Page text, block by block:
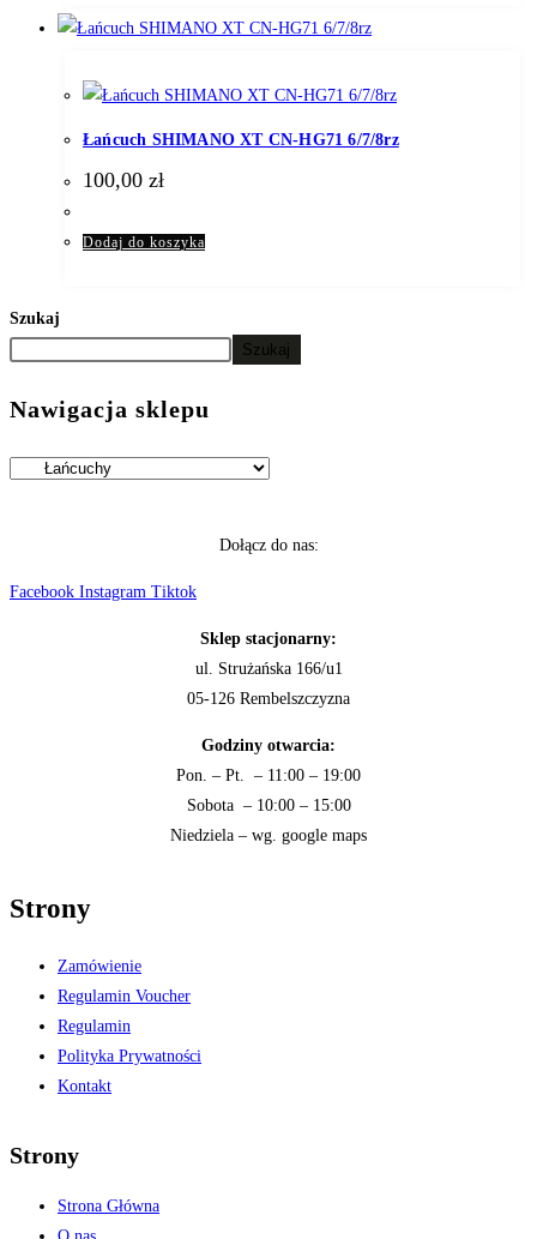
Łańcuch SHIMANO XT CN-HG71 6/7/8rz
100,00 zł
Dodaj do koszyka
Szukaj
Szukaj
Nawigacja sklepu
Dołącz do nas:
Facebook Instagram Tiktok
Sklep stacjonarny:
ul. Strużańska 166/u1
05-126 Rembelszczyzna
Godziny otwarcia:
Pon. – Pt. – 11:00 – 19:00
Sobota – 10:00 – 15:00
Niedziela – wg. google maps
Strony
Zamówienie
Regulamin Voucher
Regulamin
Polityka Prywatności
Kontakt
Strony
Strona Główna